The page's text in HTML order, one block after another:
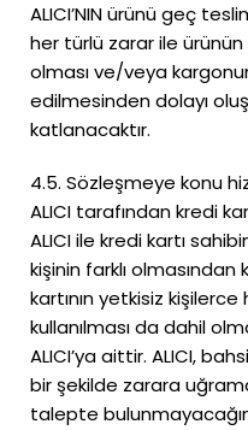
ALICI’NIN ürünü geç
her türlü zarar ile
olması ve/veya
edilmesinden dolayı
katlanacaktır.
4.5. Sözleşmeye konu
ALICI tarafından kredi
ALICI ile kredi kartı
kişinin farklı
kartının yetkisiz kişilerce
kullanılması da dahil
ALICI’ya aittir. ALICI,
bir şekilde zarara
talepte